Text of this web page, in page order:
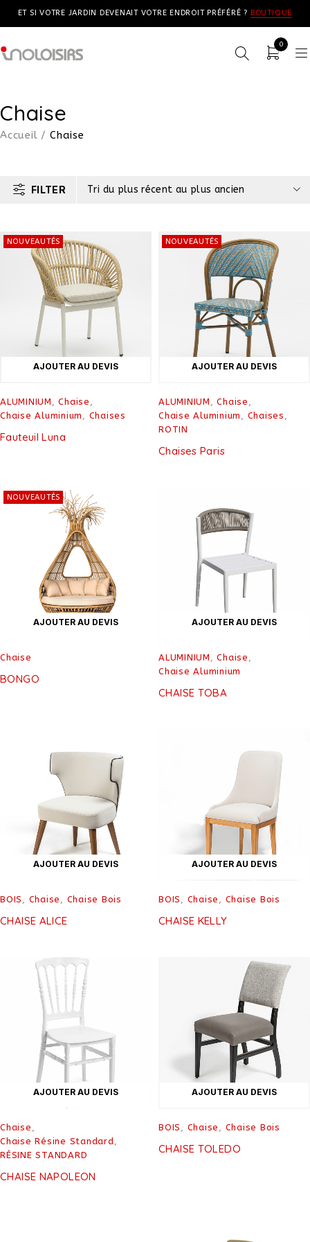
ET SI VOTRE JARDIN DEVENAIT VOTRE ENDROIT PRÉFÉRÉ ? BOUTIQUE
0
Chaise
Accueil / Chaise
FILTER Tri du plus récent au plus ancien
NOUVEAUTÉS
AJOUTER AU DEVIS
ALUMINIUM ,Chaise ,
Chaise Aluminium , Chaises
Fauteuil Luna
NOUVEAUTÉS
AJOUTER AU DEVIS
ALUMINIUM ,Chaise ,
Chaise Aluminium , Chaises ,
ROTIN
Chaises Paris
NOUVEAUTÉS
AJOUTER AU DEVIS
Chaise
BONGO
AJOUTER AU DEVIS
ALUMINIUM ,Chaise ,
Chaise Aluminium
CHAISE TOBA
AJOUTER AU DEVIS
BOIS , Chaise , Chaise Bois
CHAISE ALICE
AJOUTER AU DEVIS
BOIS , Chaise , Chaise Bois
CHAISE KELLY
AJOUTER AU DEVIS
Chaise ,
Chaise Résine Standard,
RÉSINE STANDARD
CHAISE NAPOLEON
AJOUTER AU DEVIS
BOIS , Chaise , Chaise Bois
CHAISE TOLEDO